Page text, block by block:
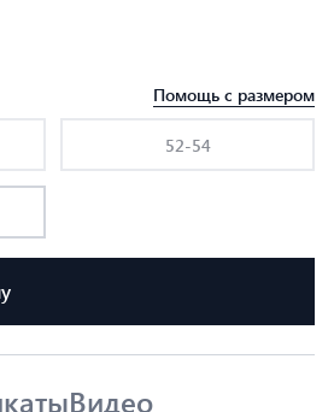
Помощь с размером
52-54
Видео